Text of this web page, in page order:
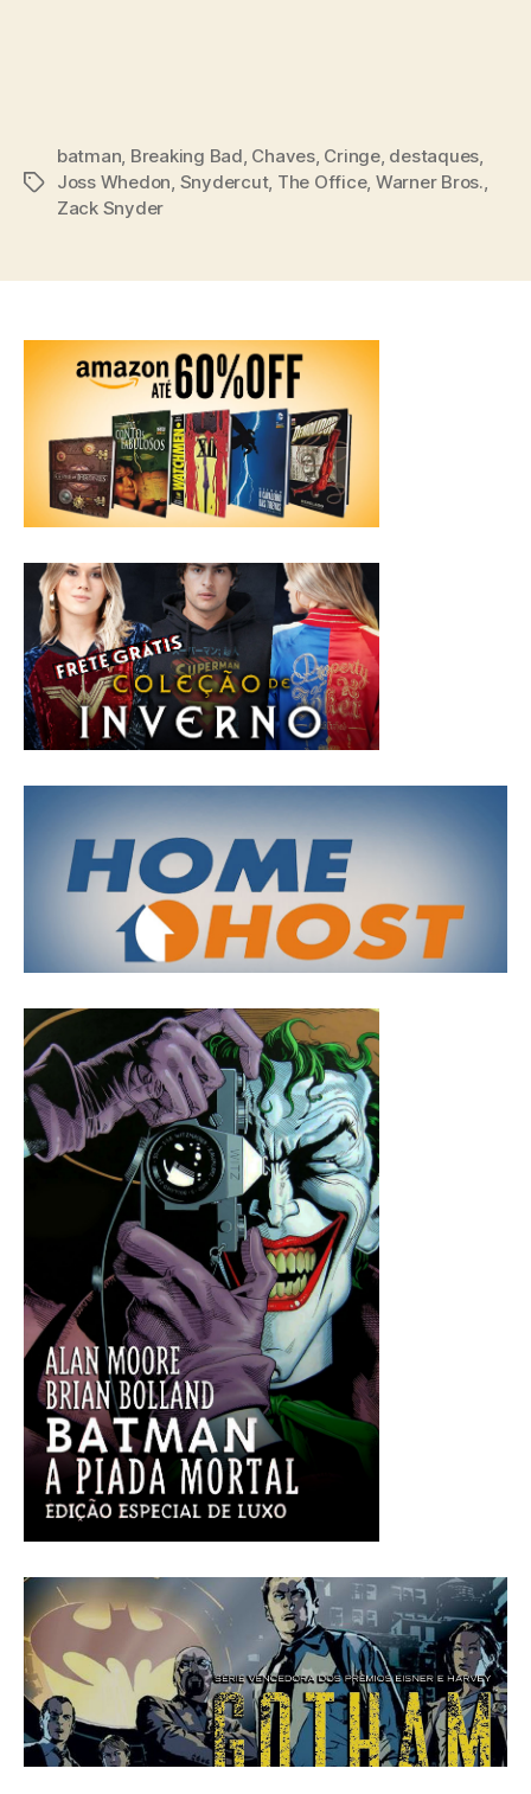
Tags
batman Breaking Bad Chaves, Cringe, destaques
Joss Whedon Snydercut, The Office, Warner Bros.
Zack Snyder